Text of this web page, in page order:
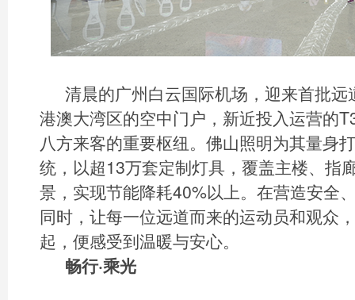
清晨的广州白云国际机场，迎来首批
港澳大湾区的空中门户，新近投入运营的
八方来客的重要枢纽。佛山照明为其量身
统，以超13万套定制灯具，覆盖主楼、指
景，实现节能降耗40%以上。在营造安全
同时，让每一位远道而来的运动员和观众
起，便感受到温暖与安心。
畅行·乘光